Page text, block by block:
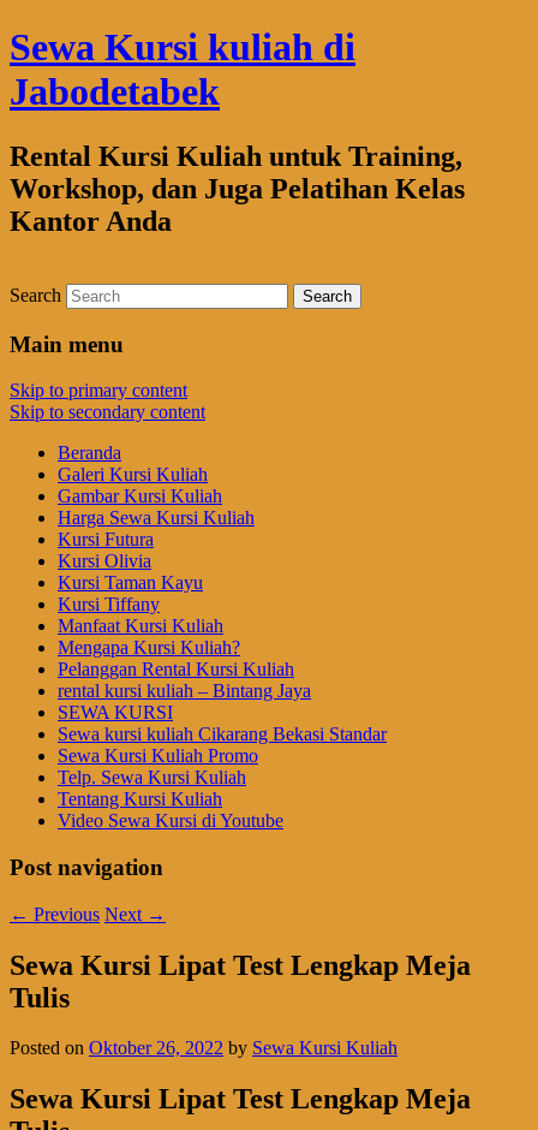
Sewa Kursi kuliah di
Jabodetabek
Rental Kursi Kuliah untuk Training,
Workshop, dan Juga Pelatihan Kelas
Kantor Anda
Search
Main menu
Skip to primary content
Skip to secondary content
Beranda
Galeri Kursi Kuliah
Gambar Kursi Kuliah
Harga Sewa Kursi Kuliah
Kursi Futura
Kursi Olivia
Kursi Taman Kayu
Kursi Tiffany
Manfaat Kursi Kuliah
Mengapa Kursi Kuliah?
Pelanggan Rental Kursi Kuliah
rental kursi kuliah – Bintang Jaya
SEWA KURSI
Sewa kursi kuliah Cikarang Bekasi Standar
Sewa Kursi Kuliah Promo
Telp. Sewa Kursi Kuliah
Tentang Kursi Kuliah
Video Sewa Kursi di Youtube
Post navigation
← Previous Next →
Sewa Kursi Lipat Test Lengkap Meja
Tulis
Posted on Oktober 26, 2022 by Sewa Kursi Kuliah
Sewa Kursi Lipat Test Lengkap Meja